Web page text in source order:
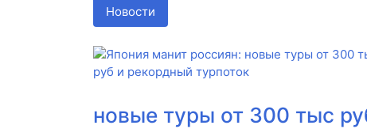
Новости
новые туры от 300 тыс